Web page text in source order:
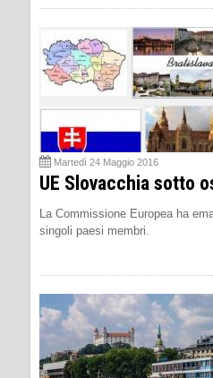
Martedì 24 Maggio 2016
UE Slovacchia sotto
La Commissione Europea ha
singoli paesi membri.